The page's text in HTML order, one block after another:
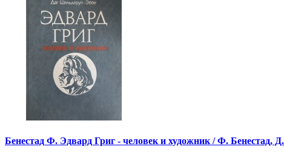
Бенестад Ф. Эдвард Григ - человек и художник / Ф. Бенестад,